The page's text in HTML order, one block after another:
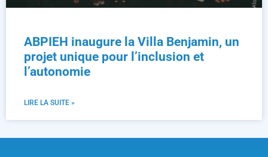
ABPIEH inaugure la Villa Benjamin, un
projet unique pour l’inclusion et
l’autonomie
LIRE LA SUITE »